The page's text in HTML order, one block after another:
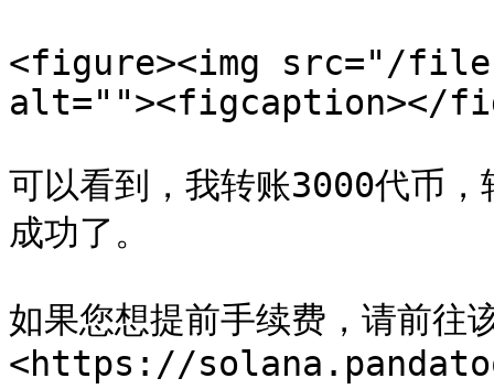
<figure><img src="/
alt=""><figcaption></
可以看到，我转账3000代币，
成功了。
如果您想提前手续费，请前往
<https://